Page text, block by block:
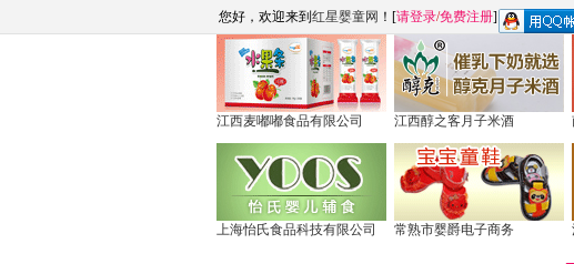
您好，欢迎来到 红星婴童网 ！[请登录/免费注册]
江西麦嘟嘟食品有限公司 江西醇之客月子米酒
上海怡氏食品科技有限公司 常熟市婴爵电子商务